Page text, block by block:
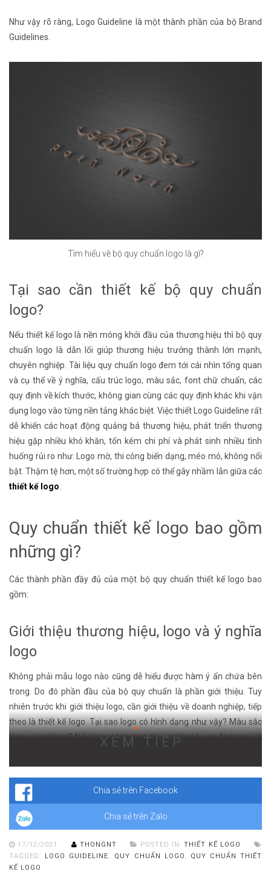
Như vậy rõ ràng, Logo Guideline là một thành phần của bộ Brand
Guidelines.
Tìm hiểu về bộ quy chuẩn logo là gì?
Tại sao cần thiết kế bộ quy chuẩn
logo?
Nếu thiết kế logo là nền móng khởi đầu của thương hiệu thì bộ quy
chuẩn logo là dẫn lối giúp thương hiệu trưởng thành lớn mạnh,
chuyên nghiệp. Tài liệu quy chuẩn logo đem tới cái nhìn tổng quan
và cụ thể về ý nghĩa, cấu trúc logo, màu sắc, font chữ chuẩn, các
quy định về kích thước, không gian cùng các quy định khác khi vận
dụng logo vào từng nền tảng khác biệt. Việc thiết Logo Guideline rất
dễ khiến các hoạt động quảng bá thương hiệu, phát triển thương
hiệu gặp nhiều khó khăn, tốn kém chi phí và phát sinh nhiều tình
huống rủi ro như: Logo mờ, thi công biến dạng, méo mó, không nổi
bật. Thậm tệ hơn, một số trường hợp có thể gây nhầm lẫn giữa các
thiết kế logo
Quy chuẩn thiết kế logo bao gồm
những gì?
Các thành phần đầy đủ của một bộ quy chuẩn thiết kế logo bao
gồm:
Giới thiệu thương hiệu, logo và ý nghĩa
logo
Không phải mẫu logo nào cũng dễ hiểu được hàm ý ẩn chứa bên
trong. Do đó phần đầu của bộ quy chuẩn là phần giới thiệu. Tuy
nhiên trước khi giới thiệu logo, cần giới thiệu về doanh nghiệp, tiếp
theo là thiết kế logo. Tại sao logo có hình dạng như vậy? Màu sắc
logo có nghĩa gì? Nếu logo có tagline thì ý nghĩa sâu xa đằng sau là
nghiệp không? Phần giới thiệu này giúp khách hàng có cái nhìn
tổng quan về logo hơn.
XEM TIẾP
Chia sẻ trên Facebook
Chia sẻ trên Zalo
17/12/2021 THONGNT POSTED IN:THIẾT KẾ LOGO
TAGGED: LOGO GUIDELINE, QUY CHUẨN LOGO, QUY CHUẨN THIẾT
KẾ LOGO